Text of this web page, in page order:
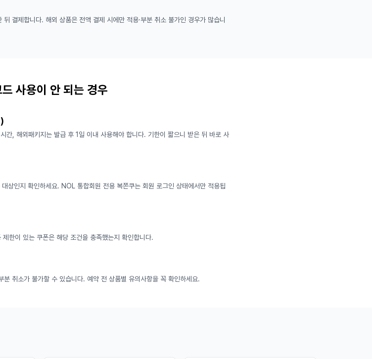
결제합니다. 해외 상품은 전액 결제 시에만 적용·부분 취소 불가인 경우가 많습니
사용이 안 되는 경우
간, 해외패키지는 발급 후 1일 이내 사용해야 합니다. 기한이 짧으니 받은 뒤 바로 사
상인지 확인하세요. NOL 통합회원 전용 복쫀쿠는 회원 로그인 상태에서만 적용됩
한이 있는 쿠폰은 해당 조건을 충족했는지 확인합니다.
취소가 불가할 수 있습니다. 예약 전 상품별 유의사항을 꼭 확인하세요.